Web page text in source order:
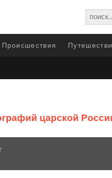
Происшествия
царской